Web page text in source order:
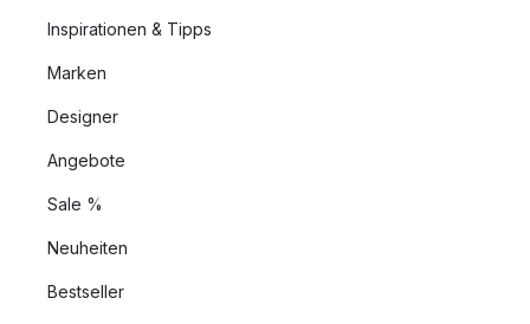
Inspirationen & Tipps
Marken
Designer
Angebote
Sale %
Neuheiten
Bestseller